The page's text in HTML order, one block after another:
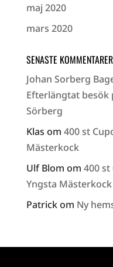
maj 2020
mars 2020
SENASTE KOMMENTARER
Johan Sorberg
Efterlängtat besök
Sörberg
Klas om 400 st
Mästerkock
Ulf Blom om 400 st
Yngsta Mästerkock
Patrickom Ny